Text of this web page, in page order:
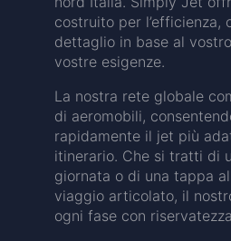
costruito per l’efficienza,
dettaglio in base al
vostre esigenze.
La nostra rete globale
di aeromobili,
rapidamente il jet più
itinerario. Che si tratti di
giornata o di una tappa
viaggio articolato, il
ogni fase con